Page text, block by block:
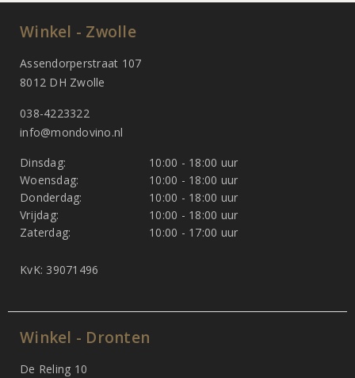
Winkel - Zwolle
Assendorperstraat 107
8012 DH Zwolle
038-4223322
info@mondovino.nl
Dinsdag:
10:00 - 18:00 uur
Woensdag:
10:00 - 18:00 uur
Donderdag:
10:00 - 18:00 uur
Vrijdag:
10:00 - 18:00 uur
Zaterdag:
10:00 - 17:00 uur
KvK: 39071496
Winkel - Dronten
De Reling 10